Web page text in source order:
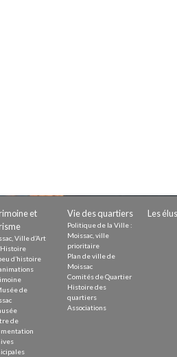
et
Ville d’Art
d’histoire
de
de
Vie des quartiers
Politique de la Ville :
Moissac, ville
prioritaire
Plan de ville de
Moissac
Comités de Quartier
Histoire des
quartiers
Associations
Les élus